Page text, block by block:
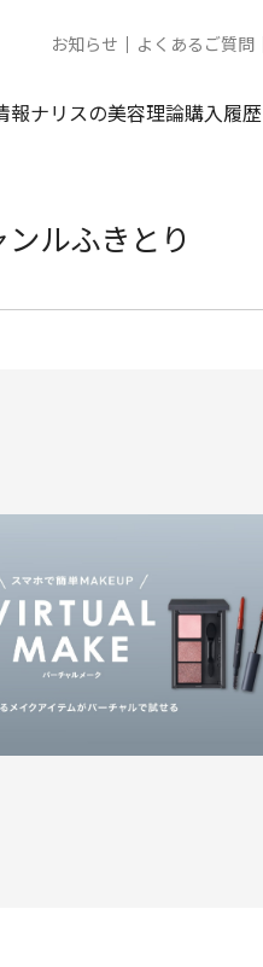
お知らせ よくあるご質問
報ナリスの美容理論購入履歴
ンルふきとり